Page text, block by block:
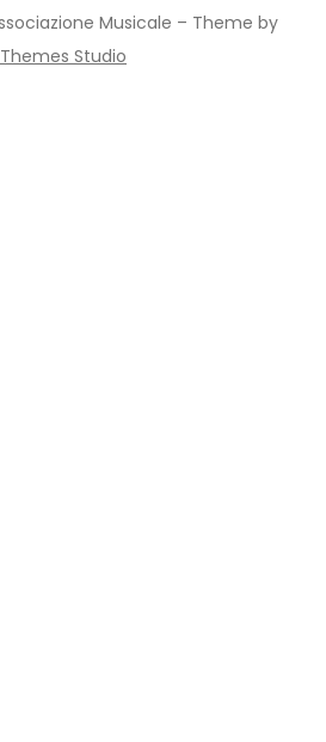
Musicale – Theme by
Studio